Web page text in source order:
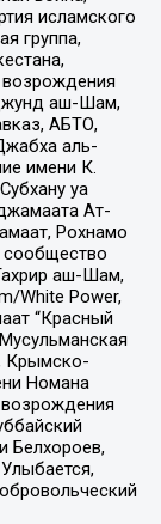
исламского
группа,
аш-Шам,
АБТО,
аль-
имени К.
уа
Ат-
Рохнамо
сообщество
аш-Шам,
White Power,
“Красный
Крымско-
Номана
Белхороев,